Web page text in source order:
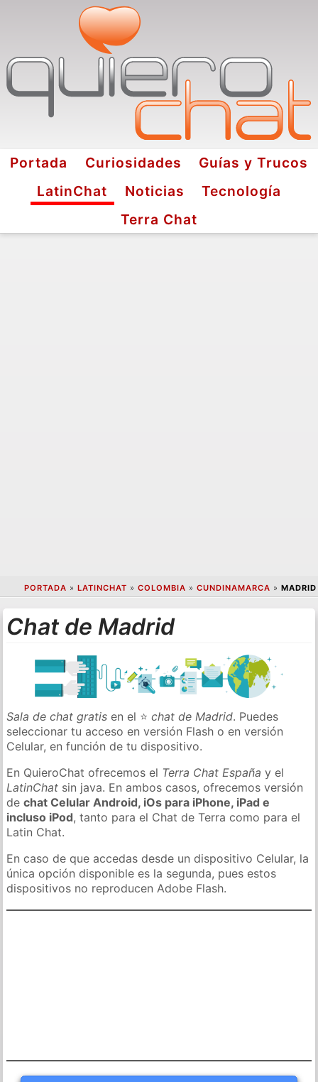
Portada Curiosidades
Guías y Trucos
LatinChat
Noticias
Tecnología
Terra Chat
PORTADA » LATINCHAT » COLOMBIA » CUNDINAMARCA » MADRID
Chat de Madrid
Sala de chat gratis en el ⭐chat de Madrid. Puedes
seleccionar tu acceso en versión Flash o en versión
Celular, en función de tu dispositivo.
En QuieroChat ofrecemos el Terra Chat España y el
LatinChat sin java. En ambos casos, ofrecemos versión
dechat Celular Android, iOs para iPhone, iPad e
incluso iPod, tanto para el Chat de Terra como para el
Latin Chat.
En caso de que accedas desde un dispositivo Celular, la
única opción disponible es la segunda, pues estos
dispositivos no reproducen Adobe Flash.